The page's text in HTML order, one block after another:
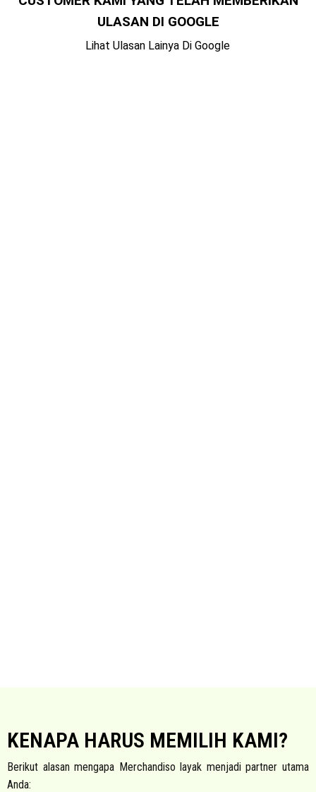
ULASAN DI GOOGLE
Lihat Ulasan Lainya Di Google
KENAPA HARUS MEMILIH KAMI?
Berikut alasan mengapa Merchandiso layak menjadi partner utama
Anda: